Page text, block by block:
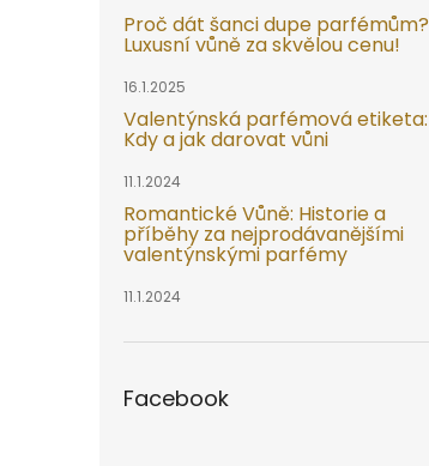
Proč dát šanci dupe parfémům?
Luxusní vůně za skvělou cenu!
16.1.2025
Valentýnská parfémová etiketa:
Kdy a jak darovat vůni
11.1.2024
Romantické Vůně: Historie a
příběhy za nejprodávanějšími
valentýnskými parfémy
11.1.2024
Facebook